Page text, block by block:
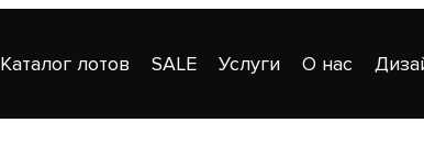
Каталог лотов SALE Услуги О нас